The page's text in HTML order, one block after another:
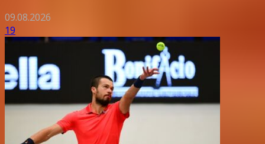
09.08.2026
19